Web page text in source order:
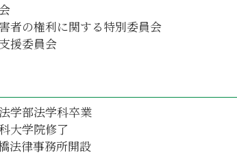
者の権利に関する特別委員会
援委員会
学部法学科卒業
大学院修了
法律事務所開設